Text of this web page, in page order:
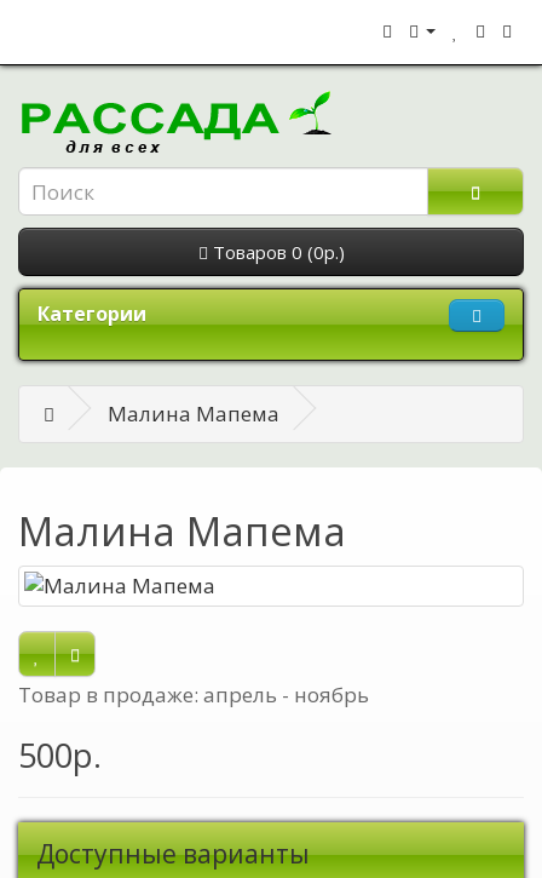
Товаров 0 (0р.)
Категории
Малина Мапема
Малина Мапема
Товар в продаже: апрель - ноябрь
500р.
Доступные варианты